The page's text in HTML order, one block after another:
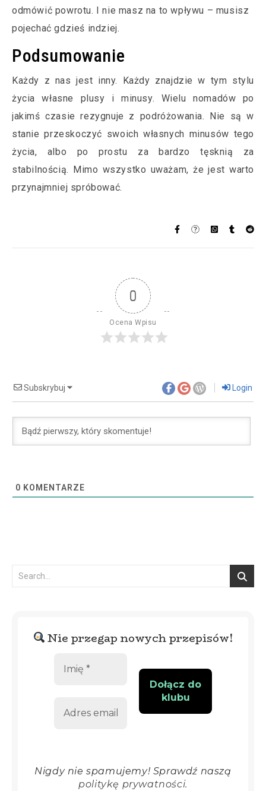
odmówić powrotu. I nie masz na to wpływu – musisz
pojechać gdzieś indziej.
Podsumowanie
Każdy z nas jest inny. Każdy znajdzie w tym stylu
życia własne plusy i minusy. Wielu nomadów po
jakimś czasie rezygnuje z podróżowania. Nie są w
stanie przeskoczyć swoich własnych minusów tego
życia, albo po prostu za bardzo tęsknią za
stabilnością. Mimo wszystko uważam, że jest warto
przynajmniej spróbować.
0
Ocena Wpisu
Subskrybuj Login
0 KOMENTARZE
Nie przegap nowych przepisów!
Nigdy nie spamujemy! Sprawdź naszą
politykę prywatności.